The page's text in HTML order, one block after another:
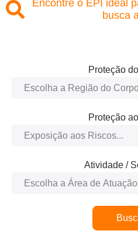
Encontre o EPI ideal
busca
Proteção
Proteção
Atividade /